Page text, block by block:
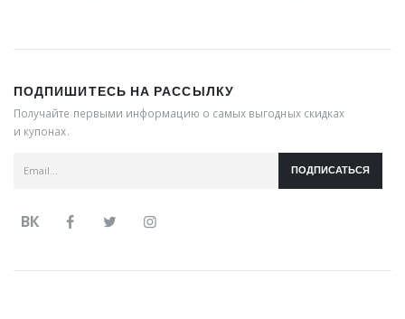
ПОДПИШИТЕСЬ НА РАССЫЛКУ
Получайте первыми информацию о самых выгодных скидках
и купонах.
ПОДПИСАТЬСЯ
ВК